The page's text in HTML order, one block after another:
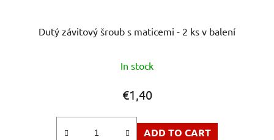
Dutý závitový šroub s maticemi - 2 ks v balení
In stock
€1,40
ADD TO CART